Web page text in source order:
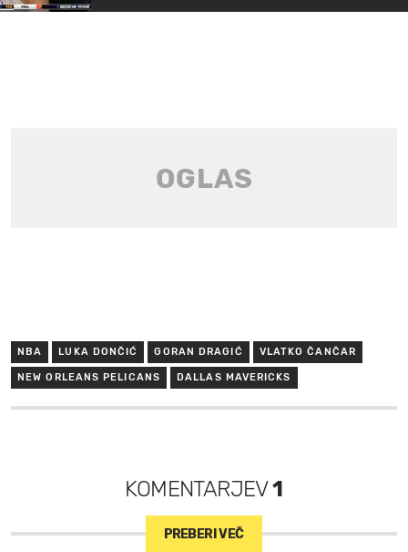
NBA LUKA DONČIĆ GORAN DRAGIĆ VLATKO ČANČAR
NEW ORLEANS PELICANS DALLAS MAVERICKS
KOMENTARJEV1
PREBERI VEČ